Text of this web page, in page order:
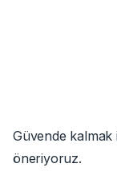
Güvende kalmak
öneriyoruz.